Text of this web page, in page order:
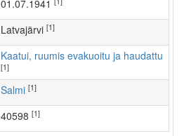
01.07.1941
Latvajärvi [1]
Kaatui, ruumis evakuoitu ja haudattu
[1]
Salmi [1]
40598 [1]